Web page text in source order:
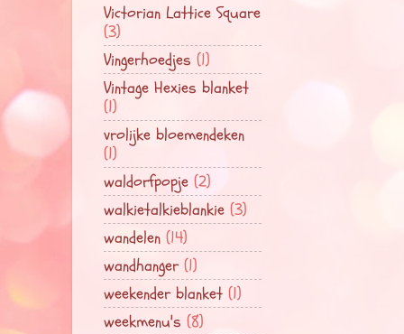
Victorian Lattice Square
(3)
Vingerhoedjes (1)
Vintage Hexies blanket
(1)
vrolijke bloemendeken
(1)
waldorfpopje (2)
walkietalkieblankie (3)
wandelen (14)
wandhanger (1)
weekender blanket (1)
weekmenu's (8)